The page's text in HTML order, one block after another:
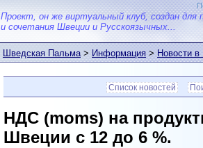
Проект, он же виртуальный клуб, создан для
и сочетания Швеции и Русскоязычных...
Шведская Пальма>Информация>Новости
Список новостей
НДС (moms) на
Швеции с 12 до 6 %.